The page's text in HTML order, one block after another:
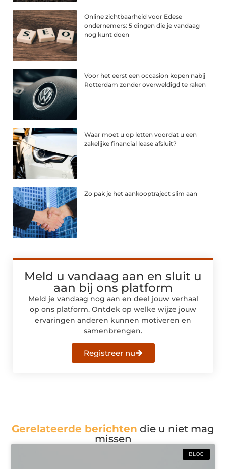
Online zichtbaarheid voor Edese
ondernemers: 5 dingen die je vandaag
nog kunt doen
Voor het eerst een occasion kopen nabij
Rotterdam zonder overweldigd te raken
Waar moet u op letten voordat u een
zakelijke financial lease afsluit?
Zo pak je het aankooptraject slim aan
Meld u vandaag aan en sluit u
aan bij ons platform
Meld je vandaag nog aan en deel jouw verhaal
op ons platform. Ontdek op welke wijze jouw
ervaringen anderen kunnen motiveren en
samenbrengen.
Registreer nu
Gerelateerde berichten die u niet mag
missen
BLOG